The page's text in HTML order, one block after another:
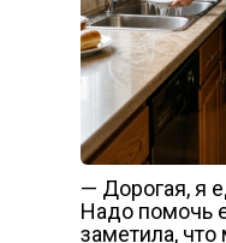
— Дорогая, я
Надо помочь
заметила,